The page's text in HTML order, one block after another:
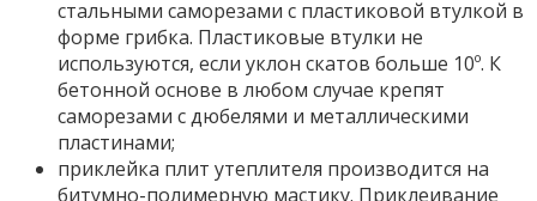
стальными саморезами с пластиковой втулкой в
форме грибка. Пластиковые втулки не
используются, если уклон скатов больше 10º. К
бетонной основе в любом случае крепят
саморезами с дюбелями и металлическими
пластинами;
приклейка плит утеплителя производится на
битумно-полимерную мастику. Приклеивание